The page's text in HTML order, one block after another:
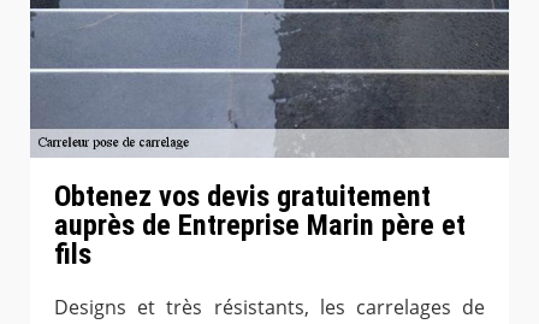
Obtenez vos devis gratuitement
auprès de Entreprise Marin père et
fils
Designs et très résistants, les carrelages de